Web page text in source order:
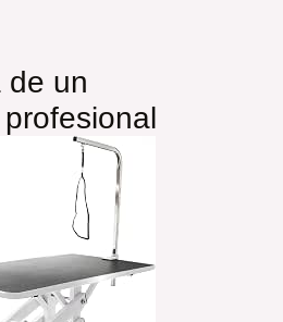
de un